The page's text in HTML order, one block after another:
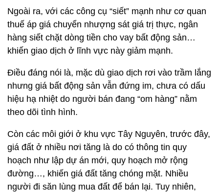
Ngoài ra, với các công cụ “siết” mạnh như cơ quan
thuế áp giá chuyển nhượng sát giá trị thực, ngân
hàng siết chặt dòng tiền cho vay bất động sản…
khiến giao dịch ở lĩnh vực này giảm mạnh.
Điều đáng nói là, mặc dù giao dịch rơi vào trầm lắng
nhưng giá bất động sản vẫn đứng im, chưa có dấu
hiệu hạ nhiệt do người bán đang “om hàng” nằm
theo dõi tình hình.
Còn các môi giới ở khu vực Tây Nguyên, trước đây,
giá đất ở nhiều nơi tăng là do có thông tin quy
hoạch như lập dự án mới, quy hoạch mở rộng
đường…, khiến giá đất tăng chóng mặt. Nhiều
người đi săn lùng mua đất để bán lại. Tuy nhiên,